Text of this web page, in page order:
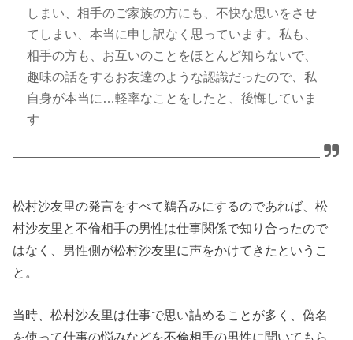
しまい、相手のご家族の方にも、不快な思いをさせ
てしまい、本当に申し訳なく思っています。私も、
相手の方も、お互いのことをほとんど知らないで、
趣味の話をするお友達のような認識だったので、私
自身が本当に…軽率なことをしたと、後悔していま
す
松村沙友里の発言をすべて鵜呑みにするのであれば、松
村沙友里と不倫相手の男性は仕事関係で知り合ったので
はなく、男性側が松村沙友里に声をかけてきたというこ
と。
当時、松村沙友里は仕事で思い詰めることが多く、偽名
を使って仕事の悩みなどを不倫相手の男性に聞いてもら